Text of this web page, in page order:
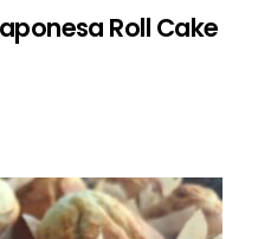
Roll Cake